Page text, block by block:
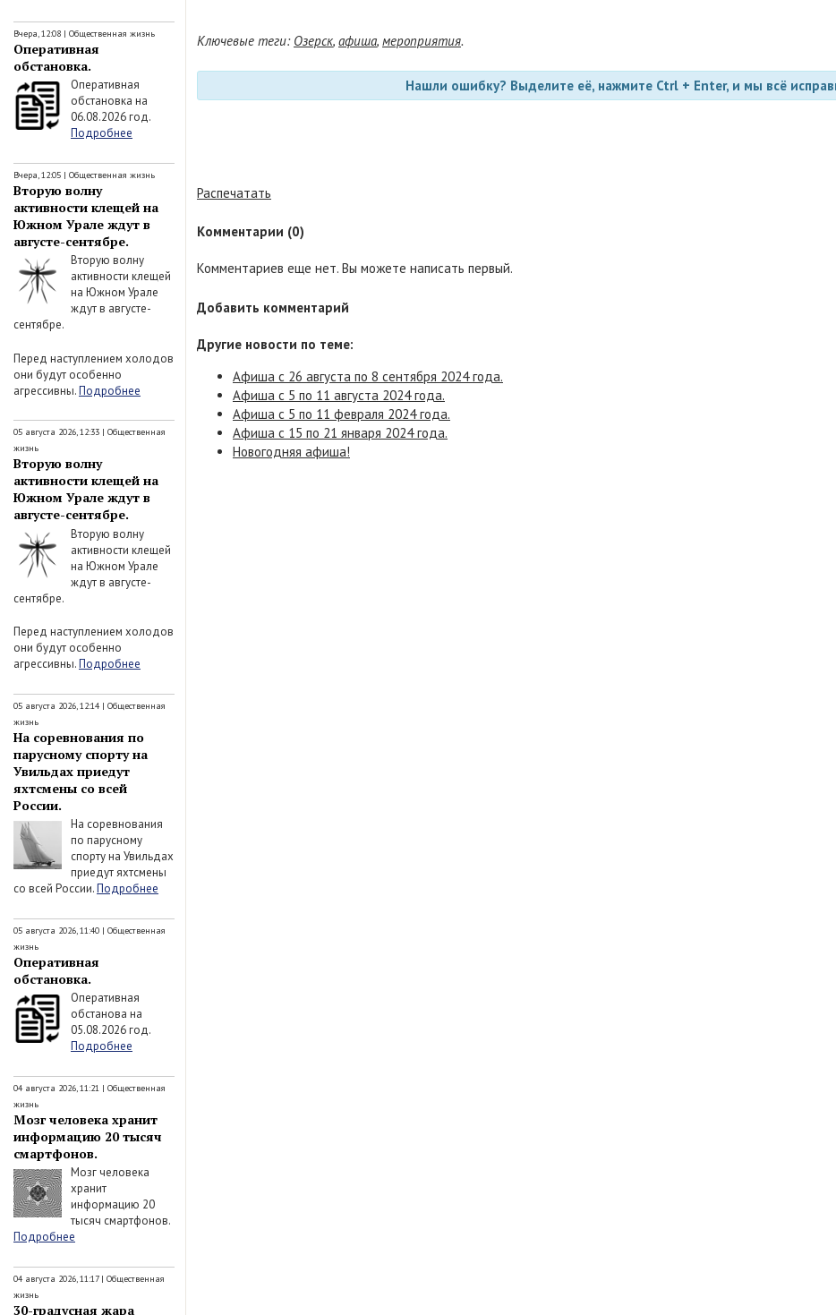
Вчера, 12:08 | Общественная жизнь
Оперативная
обстановка.
Оперативная
обстановка на
06.08.2026 год.
Подробнее
Вчера, 12:05 | Общественная жизнь
Вторую волну
активности клещей на
Южном Урале ждут в
августе-сентябре.
Вторую волну
активности клещей
на Южном Урале
ждут в августе-
сентябре.
Перед наступлением холодов
они будут особенно
агрессивны.Подробнее
05 августа 2026, 12:33 | Общественная
жизнь
Вторую волну
активности клещей на
Южном Урале ждут в
августе-сентябре.
Вторую волну
активности клещей
на Южном Урале
ждут в августе-
сентябре.
Перед наступлением холодов
они будут особенно
агрессивны.Подробнее
05 августа 2026, 12:14 | Общественная
жизнь
На соревнования по
парусному спорту на
Увильдах приедут
яхтсмены со всей
России.
На соревнования
по парусному
спорту на Увильдах
приедут яхтсмены
со всей России.Подробнее
05 августа 2026, 11:40 | Общественная
жизнь
Оперативная
обстановка.
Оперативная
обстанова на
05.08.2026 год.
Подробнее
04 августа 2026, 11:21 | Общественная
жизнь
Мозг человека хранит
информацию 20 тысяч
смартфонов.
Мозг человека
хранит
информацию 20
тысяч смартфонов.
Подробнее
04 августа 2026, 11:17| Общественная
жизнь
30-градусная жара
Ключевые теги: Озерск, афиша, мероприятия.
Нашли ошибку? Выделите её, нажмите Ctrl + Enter, и мы всё
Распечатать
Комментарии (0)
Комментариев еще нет. Вы можете написать первый.
Добавить комментарий
Другие новости по теме:
Афиша с 26 августа по 8 сентября 2024 года.
Афиша с 5 по 11 августа 2024 года.
Афиша с 5 по 11 февраля 2024 года.
Афиша с 15 по 21 января 2024 года.
Новогодняя афиша!